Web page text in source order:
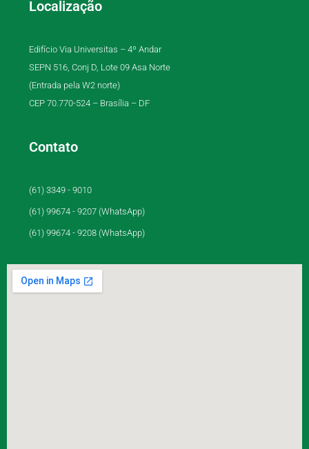
Localização
Edifício Via Universitas – 4º Andar
SEPN 516, Conj D, Lote 09 Asa Norte
(Entrada pela W2 norte)
CEP 70.770-524 – Brasília – DF
Contato
(61) 3349 - 9010
(61) 99674 - 9207 (WhatsApp)
(61) 99674 - 9208 (WhatsApp)